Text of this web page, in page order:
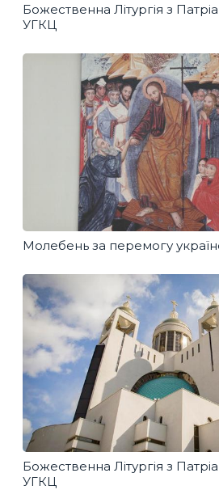
Божественна Літургія з
УГКЦ
Молебень за перемогу
Божественна Літургія з
УГКЦ